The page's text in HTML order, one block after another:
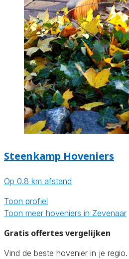
Steenkamp Hoveniers
Op 0.8 km afstand
Toon profiel
Toon meer hoveniers in Zevenaar
Gratis offertes vergelijken
Vind de beste hovenier in je regio.